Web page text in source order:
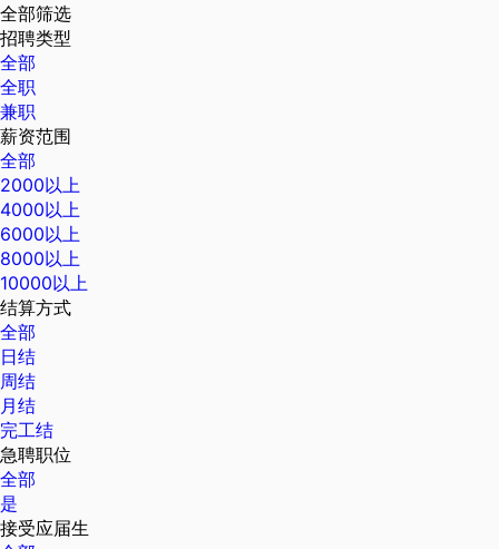
全部筛选
招聘类型
全部
全职
兼职
薪资范围
全部
2000以上
4000以上
6000以上
8000以上
10000以上
结算方式
全部
日结
周结
月结
完工结
急聘职位
全部
是
接受应届生